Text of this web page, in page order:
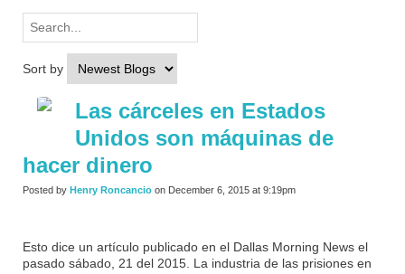
Sort by
Las cárceles en Estados
Unidos son máquinas de
hacer dinero
Posted by Henry Roncancio on December 6, 2015 at 9:19pm
Esto dice un artículo publicado en el Dallas Morning News el
pasado sábado, 21 del 2015. La industria de las prisiones en